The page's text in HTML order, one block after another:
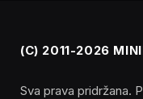
(C) 2011-2026
Sva prava pridržana.